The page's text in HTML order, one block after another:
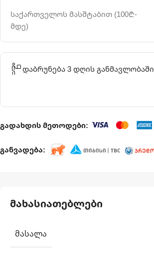
საქართველოს მასშტაბით (100₾-
მდე)
დაბრუნება 3 დღის განმავლობაში
გადახდის მეთოდები:
განვადება:
მახასიათებლები
ᲛᲐᲡᲐᲚᲐ